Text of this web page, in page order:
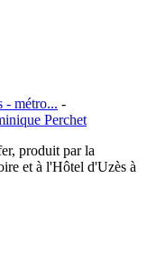
- métro... -
Perchet
produit par la
et à l'Hôtel d'Uzès à